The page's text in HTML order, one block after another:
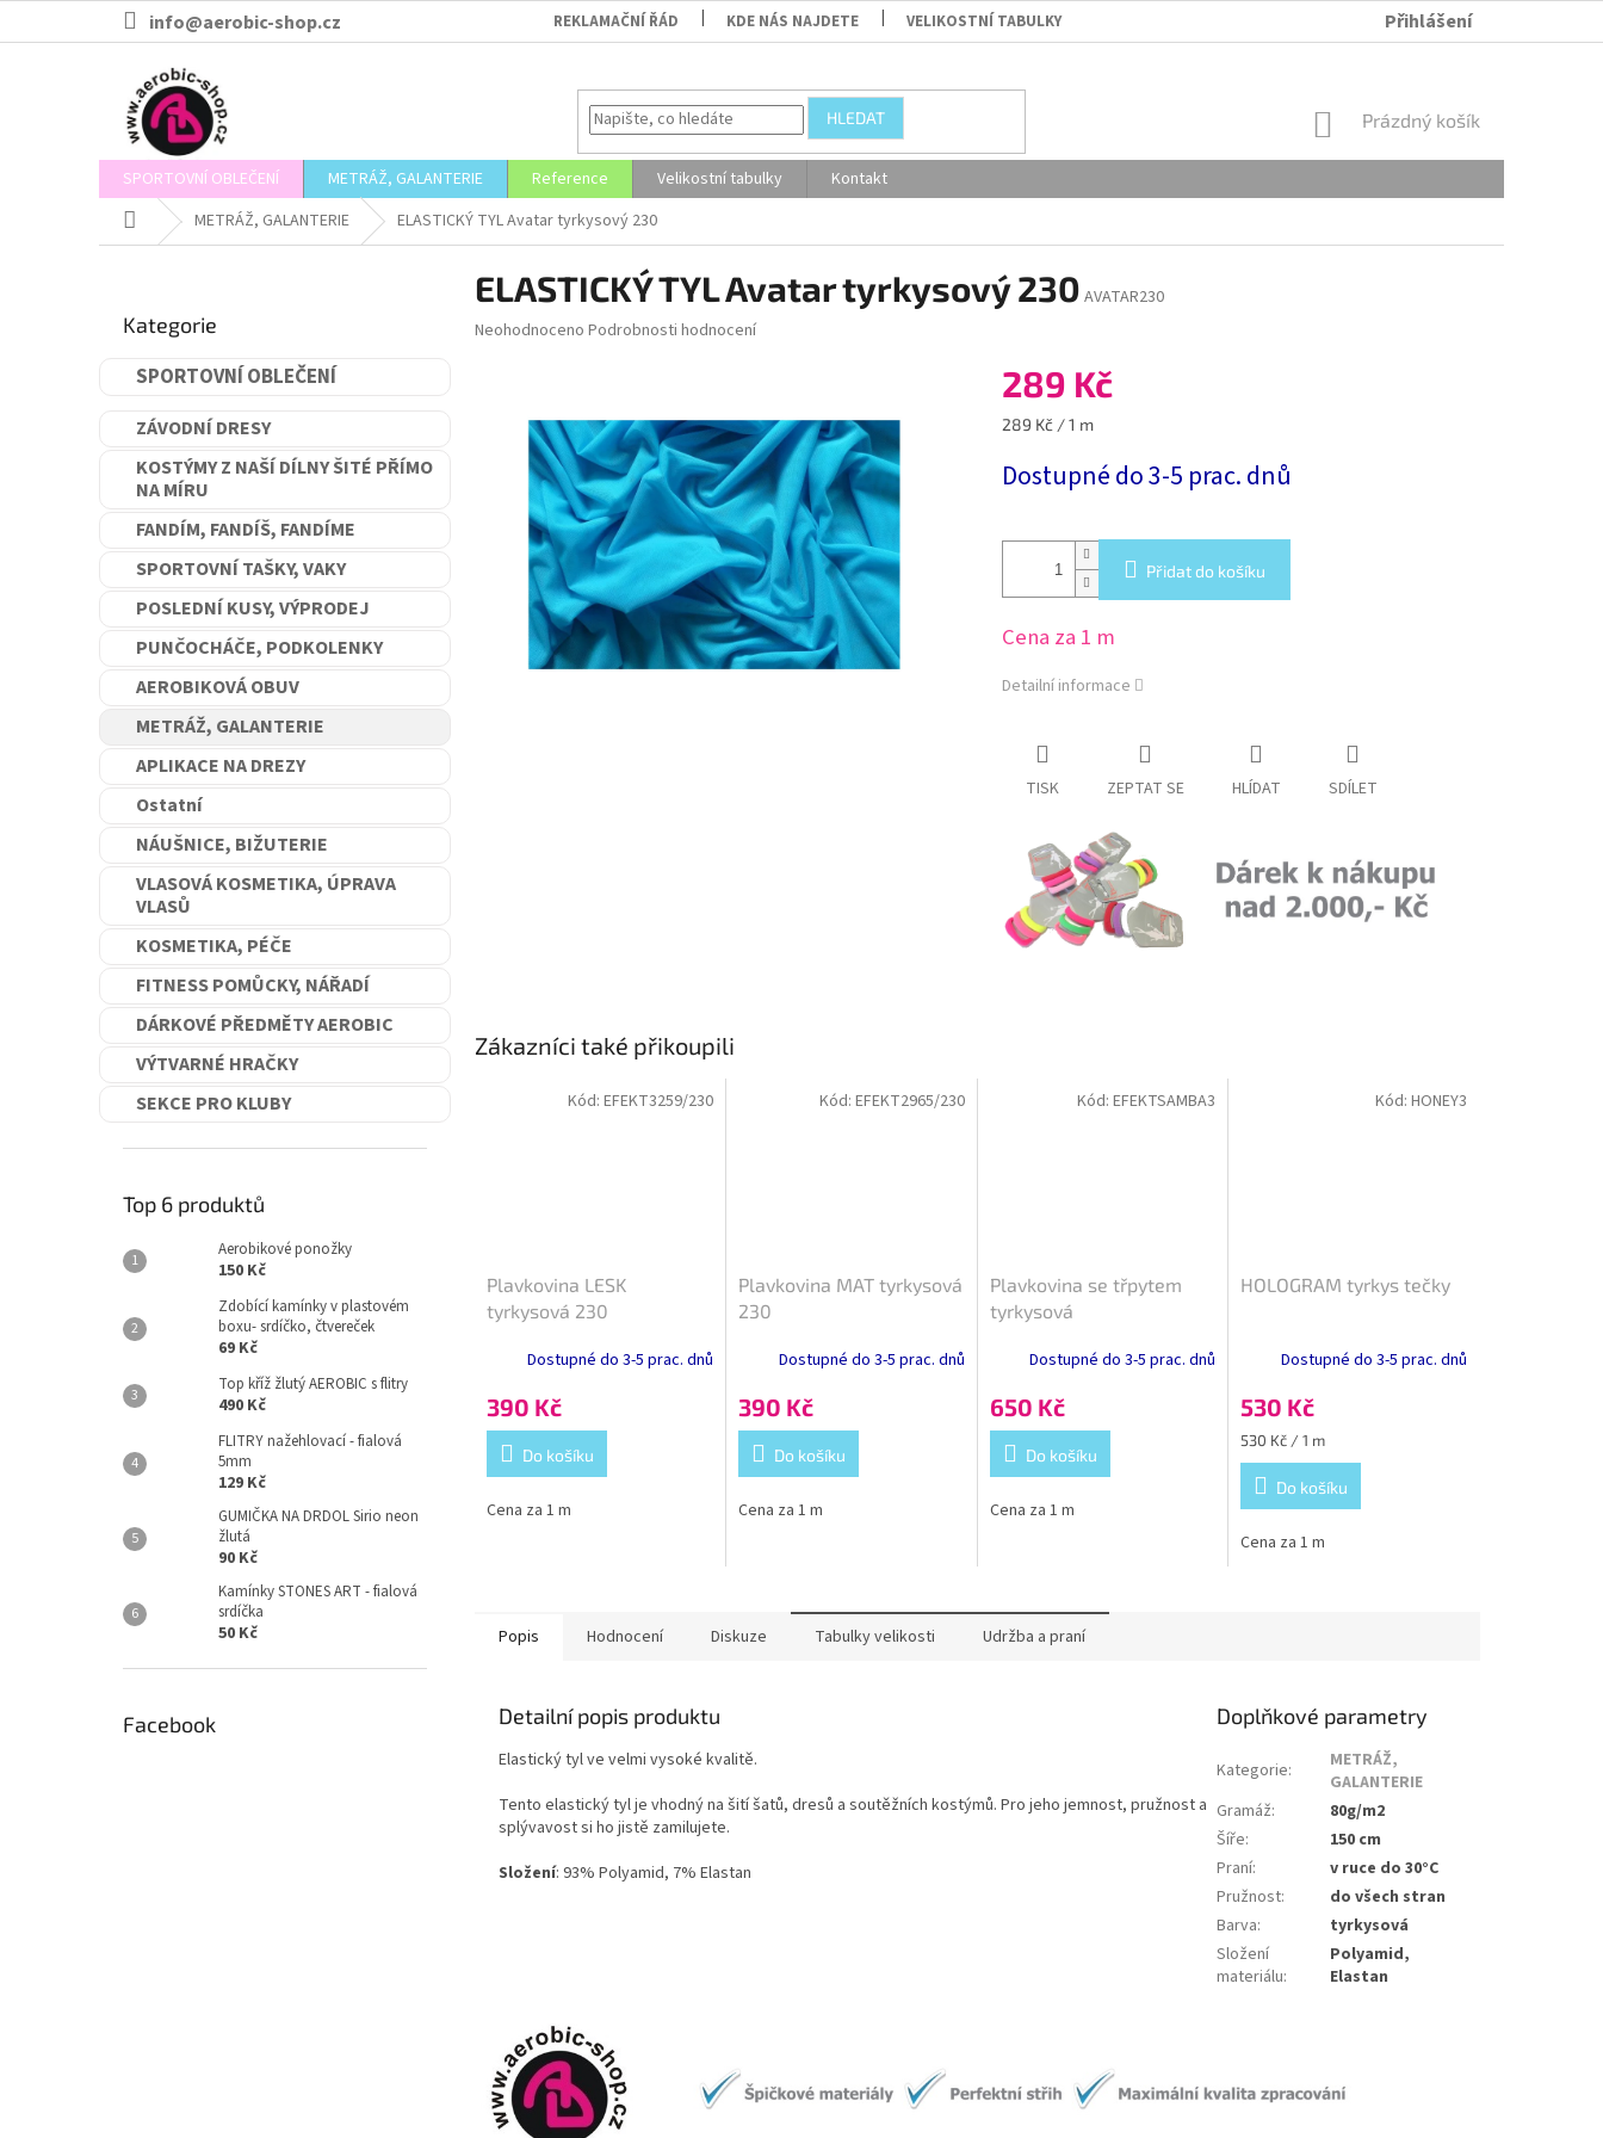
info@aerobic-shop.cz REKLAMAČNÍ ŘÁD KDE NÁS NAJDETE VELIKOSTNÍ TABULKY OBCHODNÍ PODMÍNKY
Přihlášení
HLEDAT
NÁKUPNÍ
Prázdný košík
SPORTOVNÍ OBLEČENÍ METRÁŽ, GALANTERIE Reference Velikostní tabulky
Kontakt
Domů METRÁŽ, GALANTERIE ELASTICKÝ TYL Avatar tyrkysový 230
kategorie
Kategorie
SPORTOVNÍ OBLEČENÍ
ZÁVODNÍ DRESY
KOSTÝMY Z NAŠÍ DÍLNY ŠITÉ PŘÍMO
NA MÍRU
FANDÍM, FANDÍŠ, FANDÍME
SPORTOVNÍ TAŠKY, VAKY
POSLEDNÍ KUSY, VÝPRODEJ
PUNČOCHÁČE, PODKOLENKY
AEROBIKOVÁ OBUV
METRÁŽ, GALANTERIE
APLIKACE NA DREZY
Ostatní
NÁUŠNICE, BIŽUTERIE
VLASOVÁ KOSMETIKA, ÚPRAVA
VLASŮ
KOSMETIKA, PÉČE
FITNESS POMŮCKY, NÁŘADÍ
DÁRKOVÉ PŘEDMĚTY AEROBIC
VÝTVARNÉ HRAČKY
SEKCE PRO KLUBY
Top 6 produktů
Aerobikové ponožky
150 Kč
Zdobící kamínky v plastovém
boxu- srdíčko, čtvereček
69 Kč
Top kříž žlutý AEROBIC s flitry
490 Kč
FLITRY nažehlovací - fialová
5mm
129 Kč
GUMIČKA NA DRDOL Sirio neon
žlutá
90 Kč
Kamínky STONES ART - fialová
srdíčka
50 Kč
Facebook
ELASTICKÝ TYL Avatar tyrkysový 230 AVATAR230
Průměrné
hvězdiček.
Neohodnoceno Podrobnosti hodnocení
289 Kč
Měrná
289 Kč / 1 m
Dostupné do 3-5 prac. dnů
Přidat do košíku
Cena za 1 m
Detailní informace
TISK ZEPTAT SE HLÍDAT SDÍLET
Zákazníci také přikoupili
Plavkovina LESK
tyrkysová 230
Dostupné do 3-5 prac. dnů
390 Kč
Do košíku
Cena za 1 m
Kód: EFEKT3259/230
Plavkovina MAT tyrkysová
230
Dostupné do 3-5 prac. dnů
390 Kč
Do košíku
Cena za 1 m
Kód: EFEKT2965/230
Plavkovina se třpytem
tyrkysová
Dostupné do 3-5 prac. dnů
650 Kč
Do košíku
Cena za 1 m
Kód:EFEKTSAMBA3
HOLOGRAM tyrkys tečky
Dostupné do 3-5 prac. dnů
530 Kč
Měrná
cena:
530 Kč / 1 m
Do košíku
Cena za 1 m
Kód: HONEY3
Popis Hodnocení Diskuze Tabulky velikosti Udržba a praní
Detailní popis produktu
Elastický tyl ve velmi vysoké kvalitě.
Tento elastický tyl je vhodný na šití šatů, dresů a soutěžních kostýmů. Pro jeho jemnost, pružnost a
splývavost si ho jistě zamilujete.
Složení: 93% Polyamid, 7% Elastan
Doplňkové parametry
Kategorie:
METRÁŽ,
GALANTERIE
Gramáž:
80g/m2
Šíře:
150 cm
Praní:
v ruce do 30°C
Pružnost:
do všech stran
Barva:
tyrkysová
Složení
materiálu:
Polyamid,
Elastan